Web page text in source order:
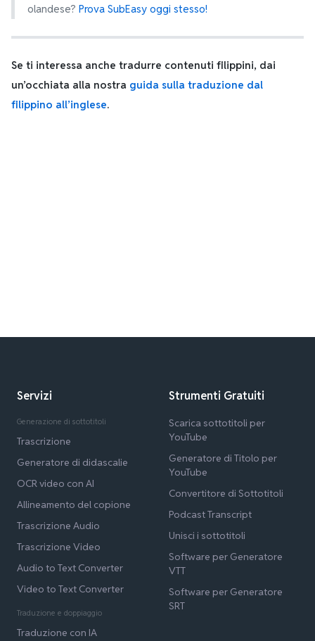
olandese? Prova SubEasy oggi stesso!
Se ti interessa anche tradurre contenuti filippini, dai
un’occhiata alla nostra guida sulla traduzione dal
filippino all’inglese.
Servizi
Generazione di sottotitoli
Trascrizione
Generatore di didascalie
OCR video con AI
Allineamento del copione
Trascrizione Audio
Trascrizione Video
Audio to Text Converter
Video to Text Converter
Traduzione e doppiaggio
Traduzione con IA
Strumenti Gratuiti
Scarica sottotitoli per
YouTube
Generatore di Titolo per
YouTube
Convertitore di Sottotitoli
Podcast Transcript
Unisci i sottotitoli
Software per Generatore
VTT
Software per Generatore
SRT